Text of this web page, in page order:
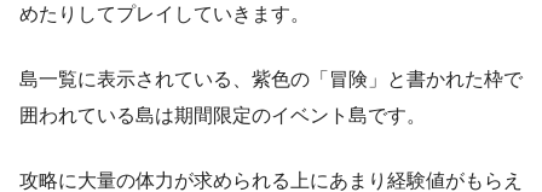
めたりしてプレイしていきます。
島一覧に表示されている、紫色の「冒険」と書かれた枠で
囲われている島は期間限定のイベント島です。
攻略に大量の体力が求められる上にあまり経験値がもらえ